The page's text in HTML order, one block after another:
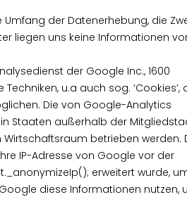
der Datenerhebung, die
liegen uns keine Informationen
der Google Inc., 1600
u.a auch sog. ‘Cookies’,
Die von Google-Analytics
Staaten außerhalb der
betrieben werden.
IP-Adresse von Google vor der
erweitert wurde,
diese Informationen nutzen,